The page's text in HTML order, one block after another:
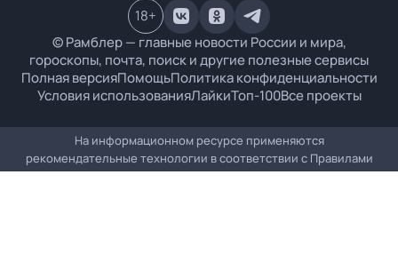
© Рамблер — главные новости России и мира,
гороскопы, почта, поиск и другие полезные сервисы
Полная версияПомощьПолитика конфиденциальности
Условия использованияЛайкиТоп-100Все проекты
18+
На информационном ресурсе применяются
рекомендательные технологии в соответствии с Правилами